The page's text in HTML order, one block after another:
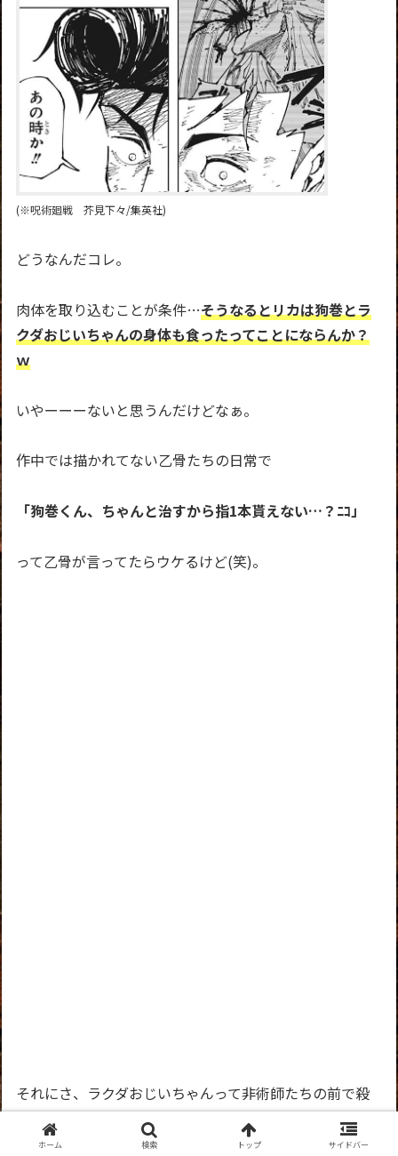
(※呪術廻戦 芥見下々/集英社)
どうなんだコレ。
肉体を取り込むことが条件…そうなるとリカは狗巻とラ
クダおじいちゃんの身体も食ったってことにならんか？
ｗ
いやーーーないと思うんだけどなぁ。
作中では描かれてない乙骨たちの日常で
「狗巻くん、ちゃんと治すから指1本貰えない…？ﾆｺ」
って乙骨が言ってたらウケるけど(笑)。
それにさ、ラクダおじいちゃんって非術師たちの前で殺
した↓じゃん。
ホーム 検索 トップ サイドバー